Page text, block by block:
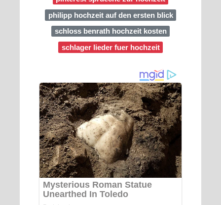
philipp hochzeit auf den ersten blick
schloss benrath hochzeit kosten
schlager lieder fuer hochzeit